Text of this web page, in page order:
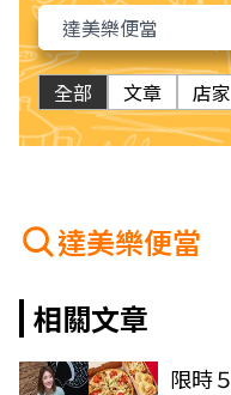
全部 文章 店家
達美樂便當
相關文章
限時